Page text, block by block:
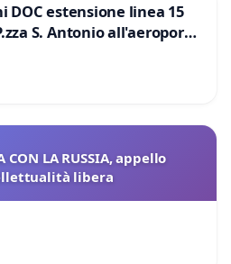
estensione linea 15
S. Antonio all'aeroporto
CON LA RUSSIA, appello
libera